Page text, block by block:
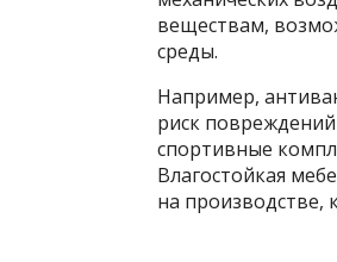
веществам,
среды.
Например,
риск
спортивные
Влагостойкая
на производстве,